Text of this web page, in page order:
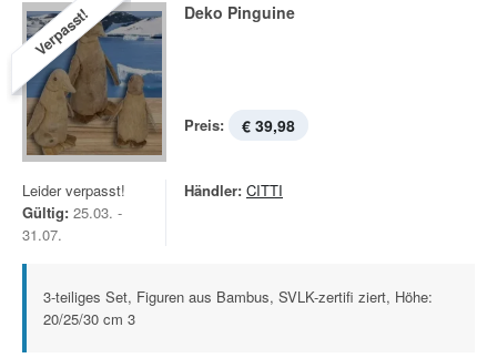
Verpasst! Deko Pinguine
Preis: € 39,98
Leider verpasst!
Gültig: 25.03. -
31.07.
Händler: CITTI
3-teiliges Set, Figuren aus Bambus, SVLK-zertifi ziert, Höhe:
20/25/30 cm 3